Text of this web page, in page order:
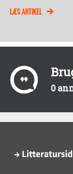
LÆS ARTIKEL
0